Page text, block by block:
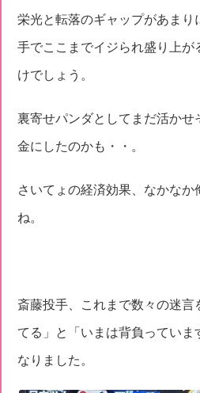
栄光と転落のギャップがあま
手でここまでイジられ盛り上
けでしょう。
裏寄せパンダとしてまだ活かせ
金にしたのかも・・。
さいてょの経済効果、なかな
ね。
斎藤投手、これまで数々の迷言
てる」と「いまは背負ってい
なりました。